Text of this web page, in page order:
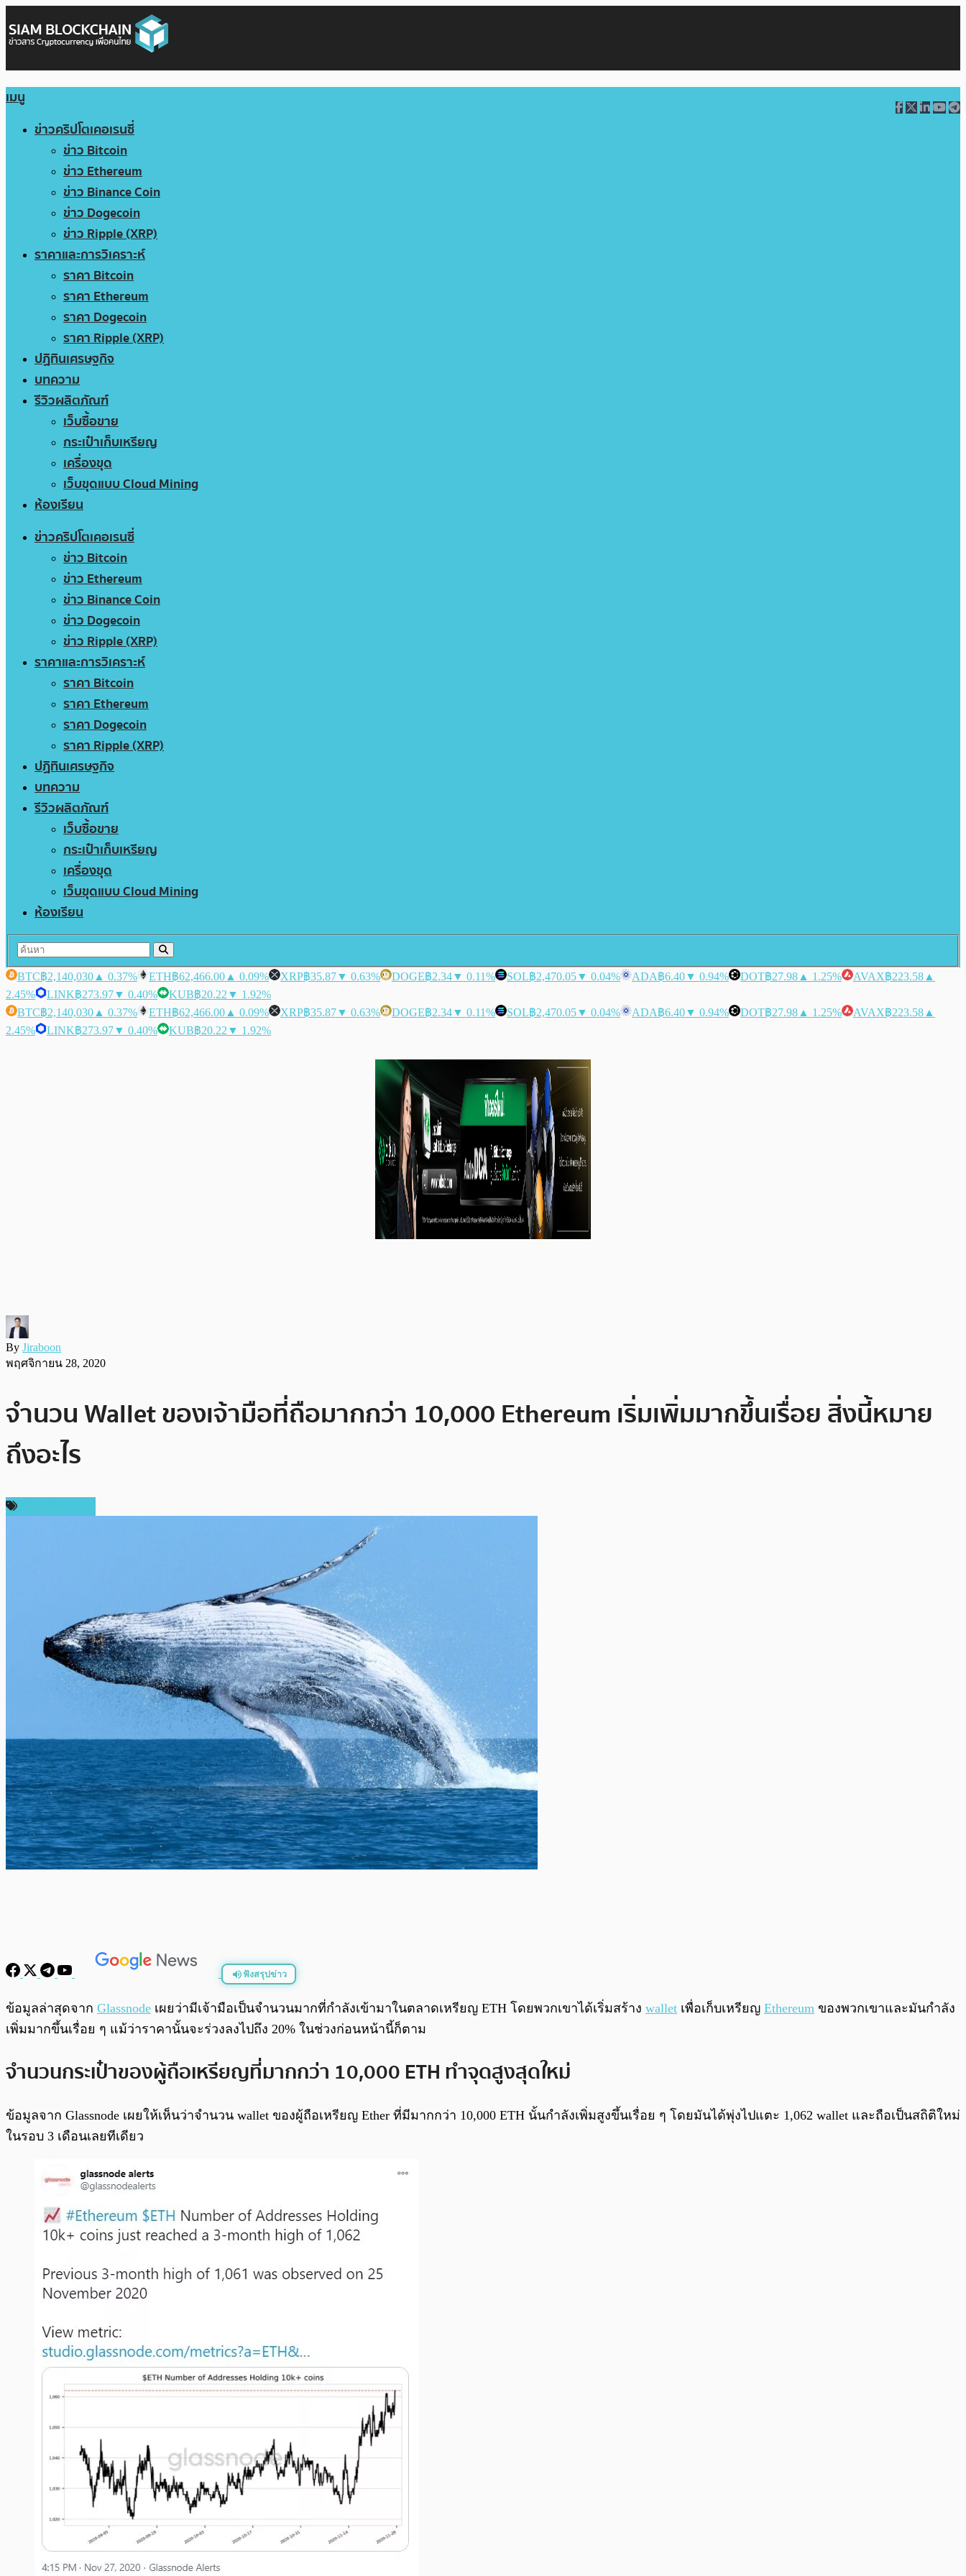
เมนู
ข่าวคริปโตเคอเรนซี่
ข่าว Bitcoin
ข่าว Ethereum
ข่าว Binance Coin
ข่าว Dogecoin
ข่าว Ripple (XRP)
ราคาและการวิเคราะห์
ราคา Bitcoin
ราคา Ethereum
ราคา Dogecoin
ราคา Ripple (XRP)
ปฏิทินเศรษฐกิจ
บทความ
รีวิวผลิตภัณฑ์
เว็บซื้อขาย
กระเป๋าเก็บเหรียญ
เครื่องขุด
เว็บขุดแบบ Cloud Mining
ห้องเรียน
ข่าวคริปโตเคอเรนซี่
ข่าว Bitcoin
ข่าว Ethereum
ข่าว Binance Coin
ข่าว Dogecoin
ข่าว Ripple (XRP)
ราคาและการวิเคราะห์
ราคา Bitcoin
ราคา Ethereum
ราคา Dogecoin
ราคา Ripple (XRP)
ปฏิทินเศรษฐกิจ
บทความ
รีวิวผลิตภัณฑ์
เว็บซื้อขาย
กระเป๋าเก็บเหรียญ
เครื่องขุด
เว็บขุดแบบ Cloud Mining
ห้องเรียน
BTC฿2,140,030 ▲ 0.37% ETH฿62,466.00 ▲ 0.09% XRP฿35.87▼ 0.63% DOGE฿2.34▼ 0.11% SOL฿2,470.05▼ 0.04% ADA฿6.40▼ 0.94% DOT฿27.98 ▲ 1.25% AVAX฿223.58 ▲
2.45%
LINK฿273.97▼ 0.40% KUB฿20.22 ▼ 1.92%
BTC฿2,140,030 ▲ 0.37% ETH฿62,466.00 ▲ 0.09% XRP฿35.87▼ 0.63% DOGE฿2.34▼ 0.11% SOL฿2,470.05▼ 0.04% ADA฿6.40▼ 0.94% DOT฿27.98 ▲ 1.25% AVAX฿223.58 ▲
2.45%
LINK฿273.97▼ 0.40% KUB฿20.22 ▼ 1.92%
By Jiraboon
พฤศจิกายน 28, 2020
จำนวน Wallet ของเจ้ามือที่ถือมากกว่า 10,000 Ethereum เริ่มเพิ่มมากขึ้นเรื่อย สิ่งนี้หมาย
ถึงอะไร
ฟังสรุปข่าว
พร้อมเล่น
ข้อมูลล่าสุดจาก Glassnode เผยว่ามีเจ้ามือเป็นจำนวนมากที่กำลังเข้ามาในตลาดเหรียญ ETH โดยพวกเขาได้เริ่มสร้าง wallet เพื่อเก็บเหรียญ Ethereum ของพวกเขาและมันกำลัง
เพิ่มมากขึ้นเรื่อย ๆ แม้ว่าราคานั้นจะร่วงลงไปถึง 20% ในช่วงก่อนหน้านี้ก็ตาม
จำนวนกระเป๋าของผู้ถือเหรียญที่มากกว่า 10,000 ETH ทำจุดสูงสุดใหม่
ข้อมูลจาก Glassnode เผยให้เห็นว่าจำนวน wallet ของผู้ถือเหรียญ Ether ที่มีมากกว่า 10,000 ETH นั้นกำลังเพิ่มสูงขึ้นเรื่อย ๆ โดยมันได้พุ่งไปแตะ 1,062 wallet และถือเป็นสถิติใหม่
ในรอบ 3 เดือนเลยทีเดียว